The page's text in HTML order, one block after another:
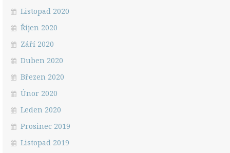
Listopad 2020
Říjen 2020
Září 2020
Duben 2020
Březen 2020
Únor 2020
Leden 2020
Prosinec 2019
Listopad 2019